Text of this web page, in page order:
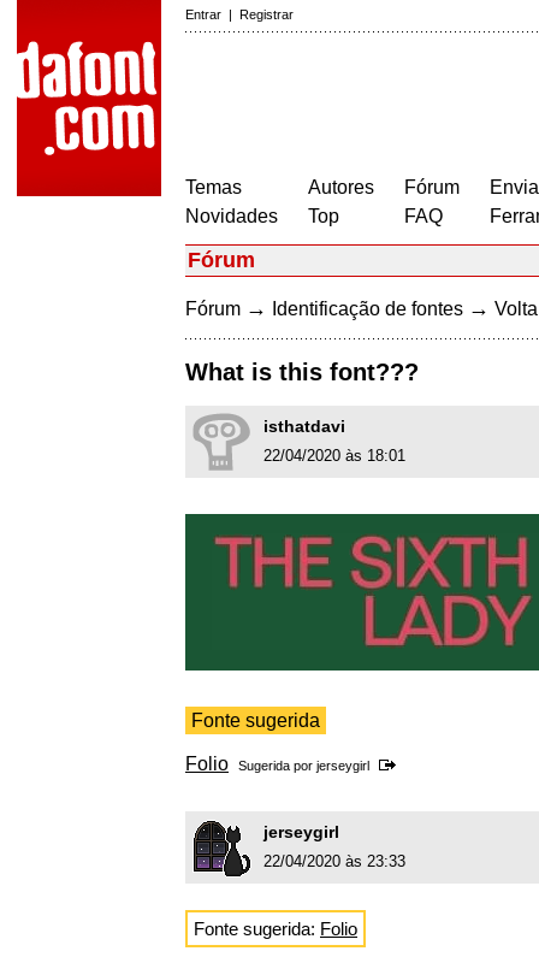
Entrar | Registrar
Temas
Novidades
Autores
Top
Fórum
FAQ
Fórum
Fórum → Identificação de fontes →
What is this font???
isthatdavi
22/04/2020 às 18:01
Fonte sugerida
Folio Sugerida por jerseygirl
jerseygirl
22/04/2020 às 23:33
Fonte sugerida: Folio